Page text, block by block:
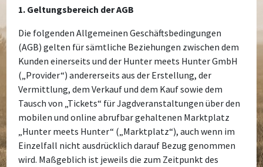
1. Geltungsbereich der AGB
Die folgenden Allgemeinen Geschäftsbedingungen
(AGB) gelten für sämtliche Beziehungen zwischen dem
Kunden einerseits und der Hunter meets Hunter GmbH
(„Provider“) andererseits aus der Erstellung, der
Vermittlung, dem Verkauf und dem Kauf sowie dem
Tausch von „Tickets“ für Jagdveranstaltungen über den
mobilen und online abrufbar gehaltenen Marktplatz
„Hunter meets Hunter“ („Marktplatz“), auch wenn im
Einzelfall nicht ausdrücklich darauf Bezug genommen
wird. Maßgeblich ist jeweils die zum Zeitpunkt des